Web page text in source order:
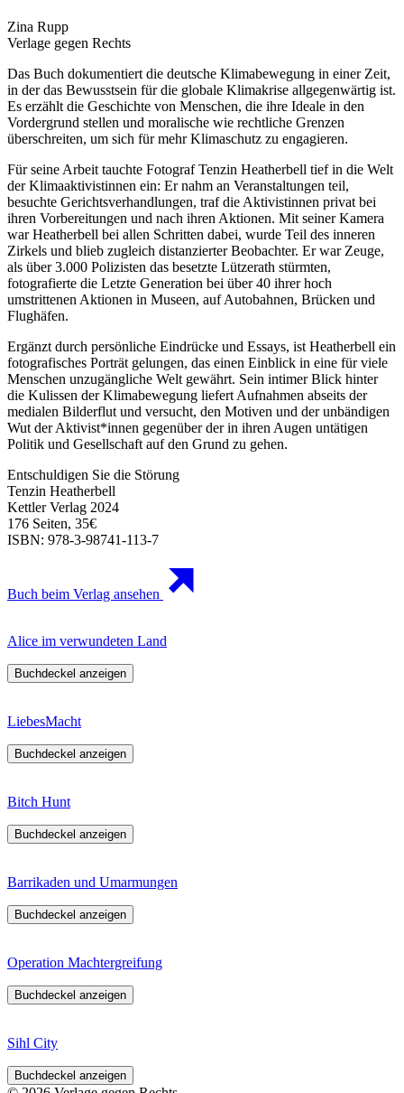
Zina Rupp
Verlage gegen Rechts
Das Buch dokumentiert die deutsche Klimabewegung in einer Zeit,
in der das Bewusstsein für die globale Klimakrise allgegenwärtig ist.
Es erzählt die Geschichte von Menschen, die ihre Ideale in den
Vordergrund stellen und moralische wie rechtliche Grenzen
überschreiten, um sich für mehr Klimaschutz zu engagieren.
Für seine Arbeit tauchte Fotograf Tenzin Heatherbell tief in die Welt
der Klimaaktivistinnen ein: Er nahm an Veranstaltungen teil,
besuchte Gerichtsverhandlungen, traf die Aktivistinnen privat bei
ihren Vorbereitungen und nach ihren Aktionen. Mit seiner Kamera
war Heatherbell bei allen Schritten dabei, wurde Teil des inneren
Zirkels und blieb zugleich distanzierter Beobachter. Er war Zeuge,
als über 3.000 Polizisten das besetzte Lützerath stürmten,
fotografierte die Letzte Generation bei über 40 ihrer hoch
umstrittenen Aktionen in Museen, auf Autobahnen, Brücken und
Flughäfen.
Ergänzt durch persönliche Eindrücke und Essays, ist Heatherbell ein
fotografisches Porträt gelungen, das einen Einblick in eine für viele
Menschen unzugängliche Welt gewährt. Sein intimer Blick hinter
die Kulissen der Klimabewegung liefert Aufnahmen abseits der
medialen Bilderflut und versucht, den Motiven und der unbändigen
Wut der Aktivist*innen gegenüber der in ihren Augen untätigen
Politik und Gesellschaft auf den Grund zu gehen.
Entschuldigen Sie die Störung
Tenzin Heatherbell
Kettler Verlag 2024
176 Seiten, 35€
ISBN: 978-3-98741-113-7
Buch beim Verlag ansehen
Alice im verwundeten Land
Buchdeckel anzeigen
LiebesMacht
Buchdeckel anzeigen
Bitch Hunt
Buchdeckel anzeigen
Barrikaden und Umarmungen
Buchdeckel anzeigen
Operation Machtergreifung
Buchdeckel anzeigen
Sihl City
Buchdeckel anzeigen